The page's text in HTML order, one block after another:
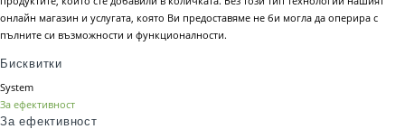
онлайн магазин и услугата, която Ви предоставяме не би могла да оперира с
пълните си възможности и функционалности.
Бисквитки
System
За ефективност
За ефективност